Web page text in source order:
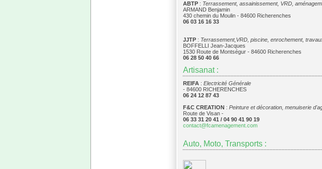
ABTP : Terrassement, assainissement, VRD,
ARMAND Benjamin
430 chemin du Moulin - 84600 Richerenches
06 03 16 16 33
JJTP : Terrassement,VRD, piscine, enrochement,
BOFFELLI Jean-Jacques
1530 Route de Montségur - 84600 Richerenches
06 28 50 40 66
Artisanat :
REIFA : Electricité Générale
- 84600 RICHERENCHES
06 24 12 87 43
F&C CREATION : Peinture et décoration, menuiserie
Route de Visan -
06 33 31 20 41 / 04 90 41 90 19
contact@fc­amenagement.com
Auto, Moto, Transports :